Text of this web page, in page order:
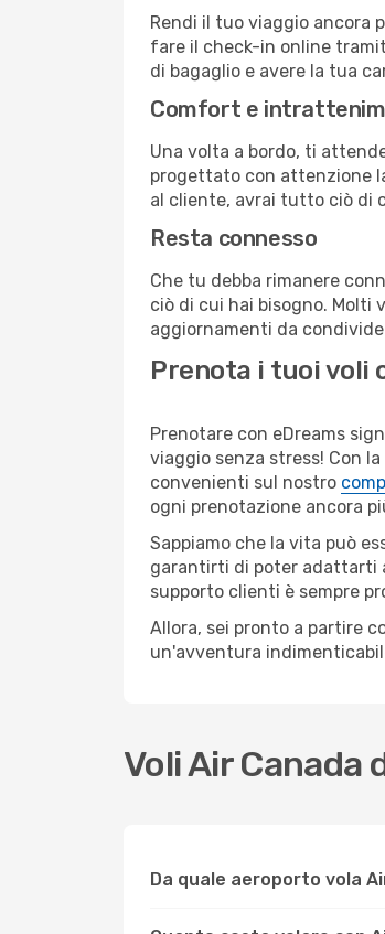
Rendi il tuo viaggio ancora
fare il check-in online
di bagaglio e avere la tua
Comfort e
Una volta a bordo, ti
progettato con attenzione
al cliente, avrai tutto ciò di
Resta connesso
Che tu debba rimanere
ciò di cui hai bisogno.
aggiornamenti da
Prenota i tuoi voli
Prenotare con eDreams
viaggio senza stress! Con
convenienti sul nostro
ogni prenotazione ancora
Sappiamo che la vita può
garantirti di poter adattarti
supporto clienti è sempre
Allora, sei pronto a partire
un'avventura
Voli Air Canada
Da quale aeroporto vola